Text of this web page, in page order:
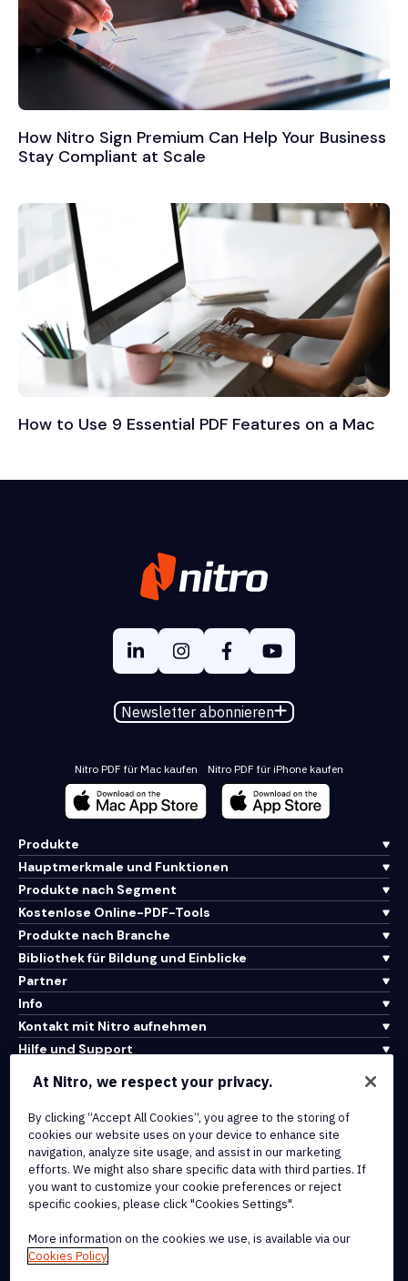
How Nitro Sign Premium Can Help Your Business
Stay Compliant at Scale
How to Use 9 Essential PDF Features on a Mac
Newsletter abonnieren
Nitro PDF für Mac kaufen Nitro PDF für iPhone kaufen
Produkte
Hauptmerkmale und Funktionen
Produkte nach Segment
Kostenlose Online-PDF-Tools
Produkte nach Branche
Bibliothek für Bildung und Einblicke
Partner
Info
Kontakt mit Nitro aufnehmen
Hilfe und Support
Nutzungsbedingungen
Cookie-Richtlinie
Copyright-Richtlinie
Alle Bedingungen und Richtlinien
At Nitro, we respect your privacy.
By clicking “Accept All Cookies”, you agree to the storing of
cookies our website uses on your device to enhance site
navigation, analyze site usage, and assist in our marketing
efforts. We might also share specific data with third parties. If
you want to customize your cookie preferences or reject
specific cookies, please click "Cookies Settings".
More information on the cookies we use, is available via our
Cookies Policy